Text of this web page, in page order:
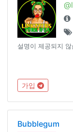
설명이 제공되지 않
가입
Bubblegum